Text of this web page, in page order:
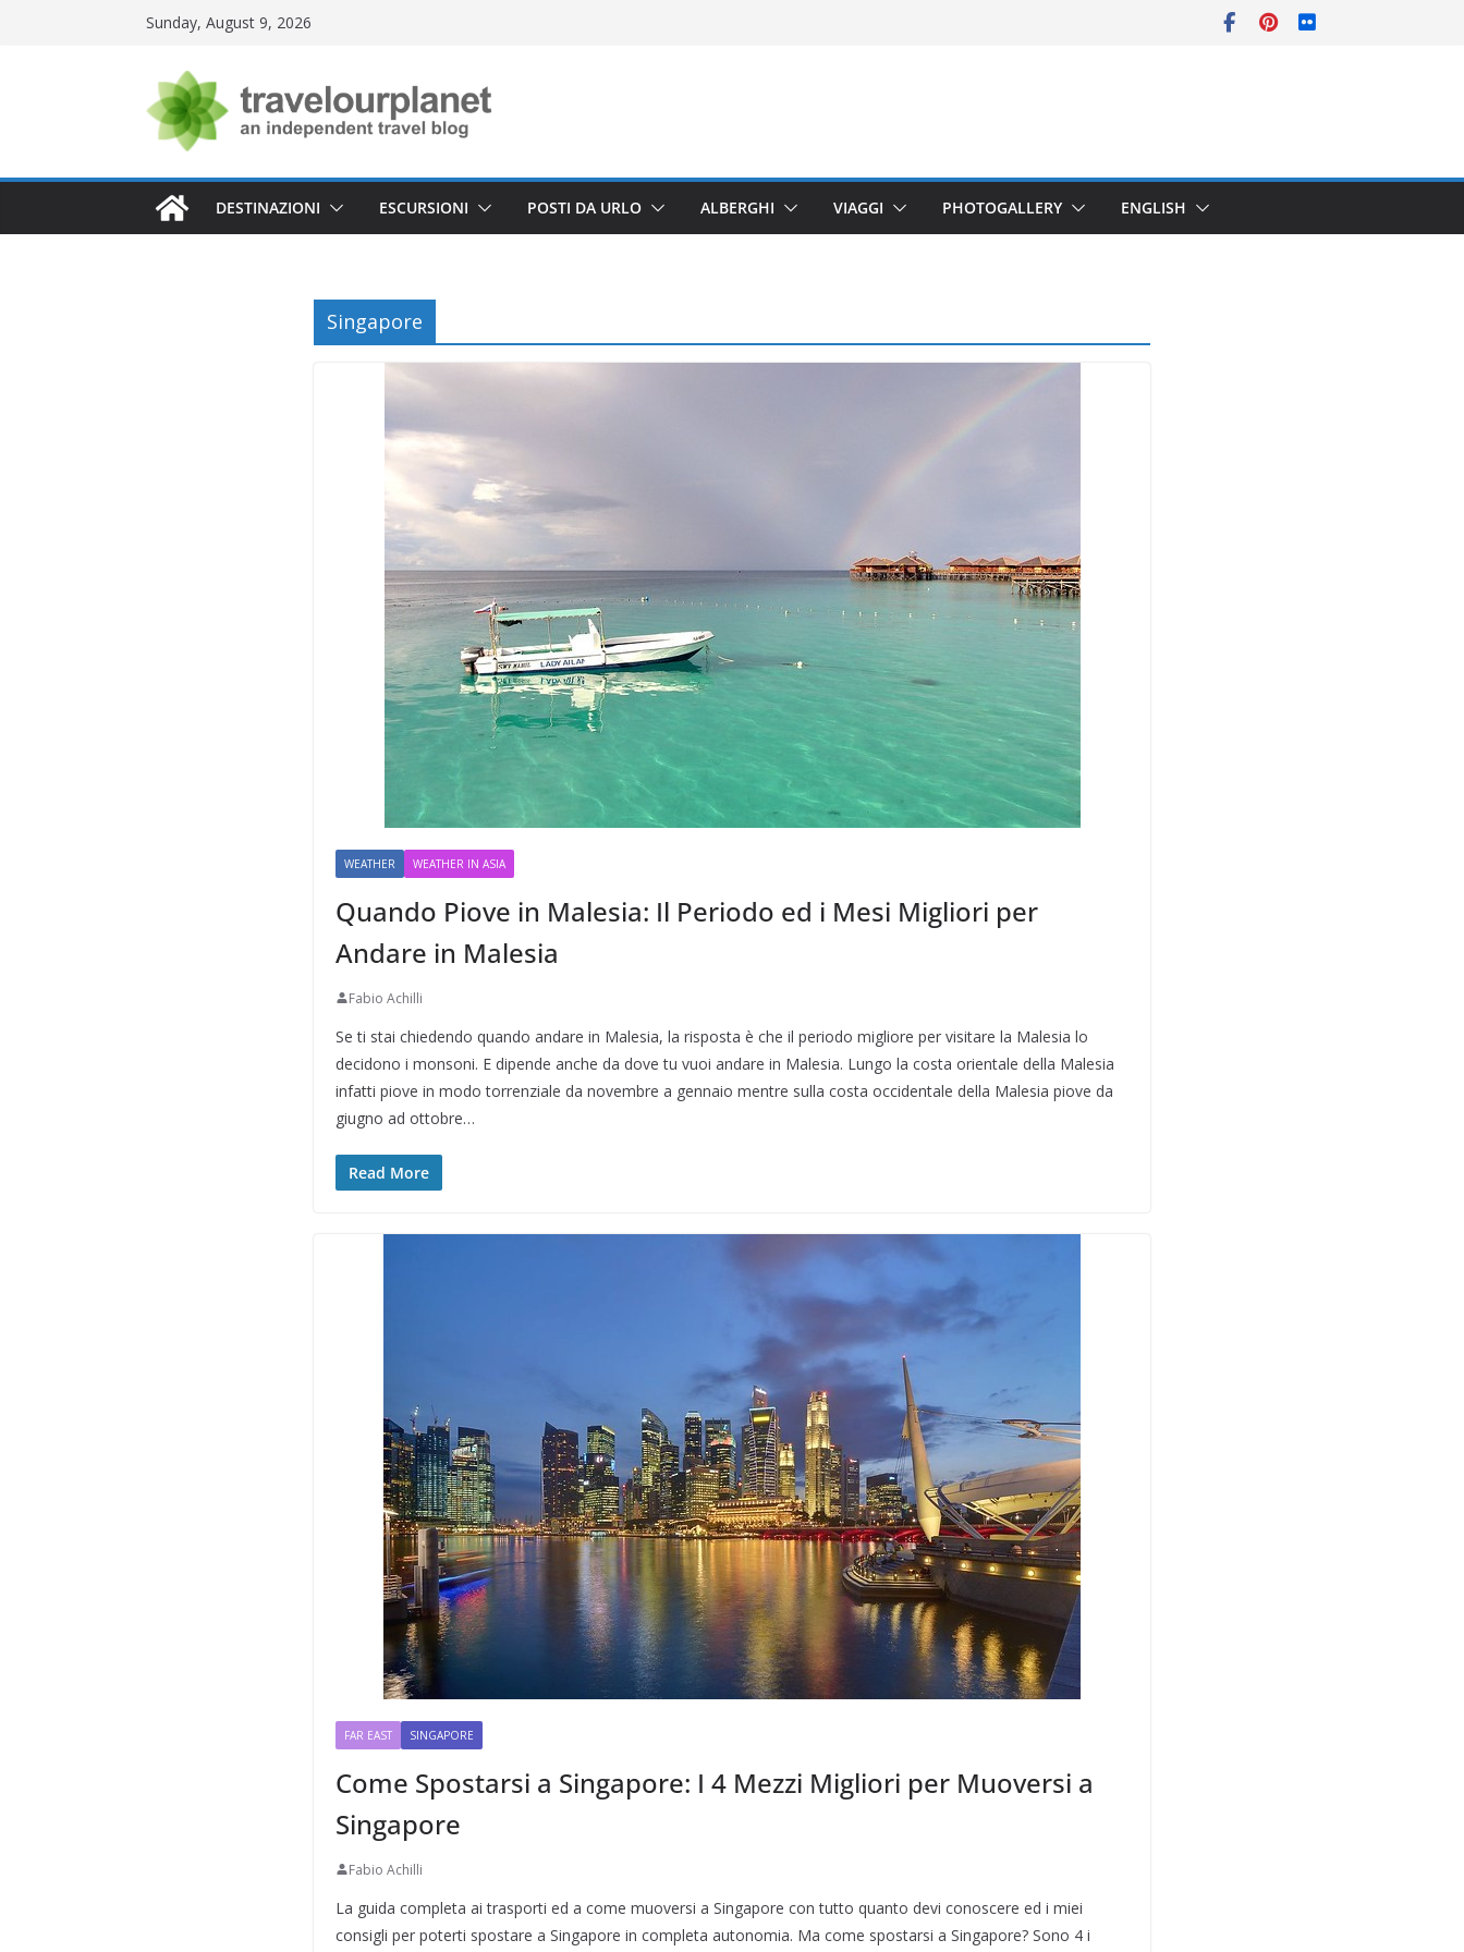
Sunday, August 9, 2026
DESTINAZIONI ESCURSIONI POSTI DA URLO ALBERGHI VIAGGI PHOTOGALLERY ENGLISH
Singapore
WEATHER WEATHER IN ASIA
Quando Piove in Malesia: Il Periodo ed i Mesi Migliori per
Andare in Malesia
Fabio Achilli
Se ti stai chiedendo quando andare in Malesia, la risposta è che il periodo migliore per visitare la Malesia lo
decidono i monsoni. E dipende anche da dove tu vuoi andare in Malesia. Lungo la costa orientale della Malesia
infatti piove in modo torrenziale da novembre a gennaio mentre sulla costa occidentale della Malesia piove da
giugno ad ottobre…
Read More
FAR EAST SINGAPORE
Come Spostarsi a Singapore: I 4 Mezzi Migliori per Muoversi a
Singapore
Fabio Achilli
La guida completa ai trasporti ed a come muoversi a Singapore con tutto quanto devi conoscere ed i miei
consigli per poterti spostare a Singapore in completa autonomia. Ma come spostarsi a Singapore? Sono 4 i